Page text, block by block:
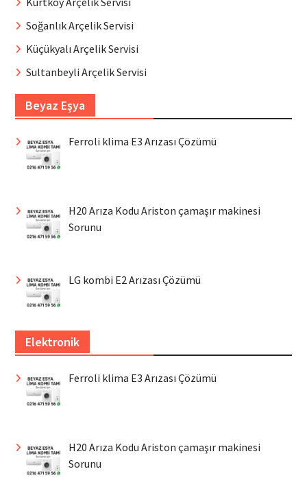
Soğanlık Arçelik Servisi
Küçükyalı Arçelik Servisi
Sultanbeyli Arçelik Servisi
Beyaz Eşya
Ferroli klima E3 Arızası Çözümü
H20 Arıza Kodu Ariston çamaşır makinesi
Sorunu
LG kombi E2 Arızası Çözümü
Elektronik
Ferroli klima E3 Arızası Çözümü
H20 Arıza Kodu Ariston çamaşır makinesi
Sorunu